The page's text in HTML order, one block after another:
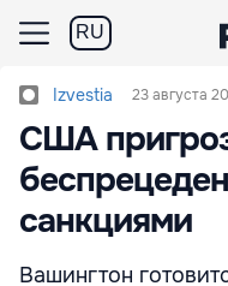
RU
Izvestia 23 августа
США
санкциями
Вашингтон